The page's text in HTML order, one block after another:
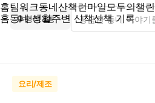
홈팀워크동네산책런마일모두의챌
홈동네 생활주변 산책산책 기록
평리3동
요리/제조